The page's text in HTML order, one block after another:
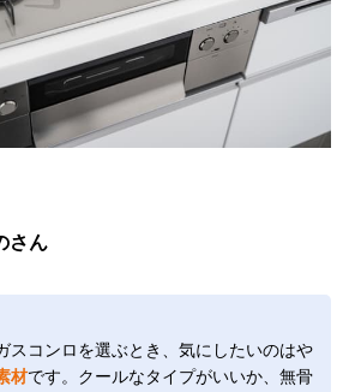
さん
スコンロを選ぶとき、気にしたいのはや
材です。クールなタイプがいいか、無骨